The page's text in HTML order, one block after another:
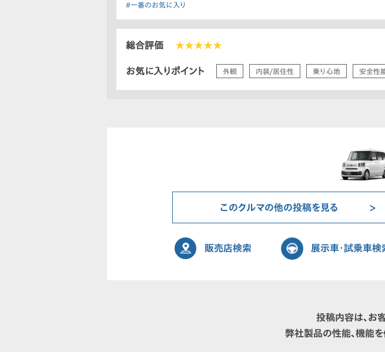
#一番のお気に入り
総合評価 ★★★★★
お気に入りポイント 外観 内装/居住性 乗り心地 安全性
このクルマの他の投稿を見る
販売店検索 展示車・試乗車検
投稿内容は、お
弊社製品の性能、機能